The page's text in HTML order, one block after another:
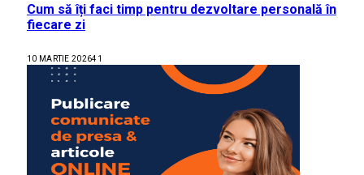
Cum să îți faci timp pentru dezvoltare personală în
fiecare zi
10 MARTIE 202641